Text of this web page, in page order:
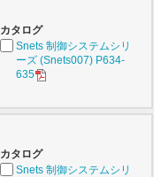
カタログ
Snets 制御システムシリ
ーズ (Snets007) P634-
635
カタログ
Snets 制御システムシリ